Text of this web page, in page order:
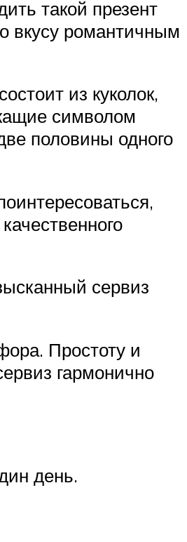
такой презент
вкусу романтичным
из куколок,
символом
половины одного
сервиз
Простоту и
гармонично
день.